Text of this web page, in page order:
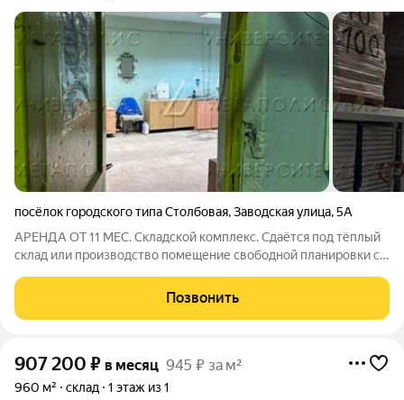
посёлок городского типа Столбовая,Заводская улица,5А
АРЕНДА ОТ 11 МЕС. Складской комплекс. Сдаётся под тёплый
склад или производство помещение свободной планировки с
входом с улицы. Высота потолка 12 м. Стандартная отделка.
Электрическая мощность
Позвонить
907 200 ₽ в месяц 945 ₽ за м²
960 м² склад 1 этаж из 1